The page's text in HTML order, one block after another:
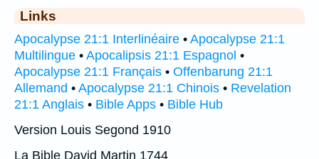
Links
Apocalypse 21:1 Interlinéaire • Apocalypse 21:1
Multilingue • Apocalipsis 21:1 Espagnol •
Apocalypse 21:1 Français • Offenbarung 21:1
Allemand • Apocalypse 21:1 Chinois • Revelation
21:1 Anglais • Bible Apps • Bible Hub
Version Louis Segond 1910
La Bible David Martin 1744